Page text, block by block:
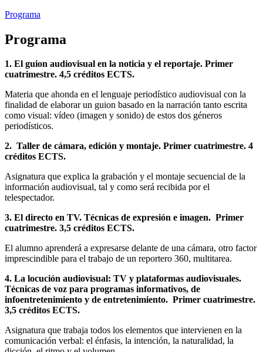
Programa
Programa
1. El guion audiovisual en la noticia y el reportaje. Primer
cuatrimestre. 4,5 créditos ECTS.
Materia que ahonda en el lenguaje periodístico audiovisual con la
finalidad de elaborar un guion basado en la narración tanto escrita
como visual: vídeo (imagen y sonido) de estos dos géneros
periodísticos.
2. Taller de cámara, edición y montaje. Primer cuatrimestre. 4
créditos ECTS.
Asignatura que explica la grabación y el montaje secuencial de la
información audiovisual, tal y como será recibida por el
telespectador.
3. El directo en TV. Técnicas de expresión e imagen. Primer
cuatrimestre. 3,5 créditos ECTS.
El alumno aprenderá a expresarse delante de una cámara, otro factor
imprescindible para el trabajo de un reportero 360, multitarea.
4. La locución audiovisual: TV y plataformas audiovisuales.
Técnicas de voz para programas informativos, de
infoentretenimiento y de entretenimiento. Primer cuatrimestre.
3,5 créditos ECTS.
Asignatura que trabaja todos los elementos que intervienen en la
comunicación verbal: el énfasis, la intención, la naturalidad, la